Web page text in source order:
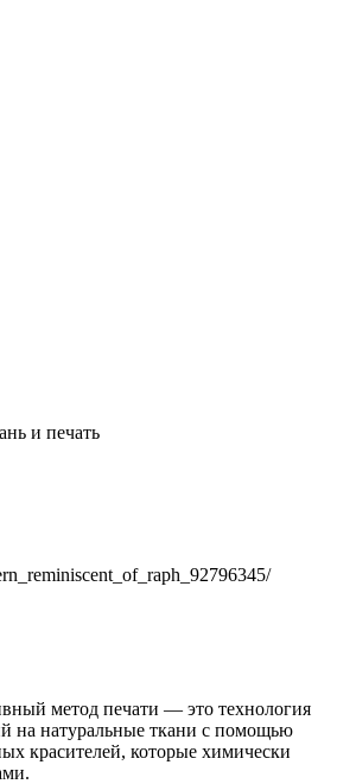
и печать
метод печати — это технология
на натуральные ткани с помощью
красителей, которые химически